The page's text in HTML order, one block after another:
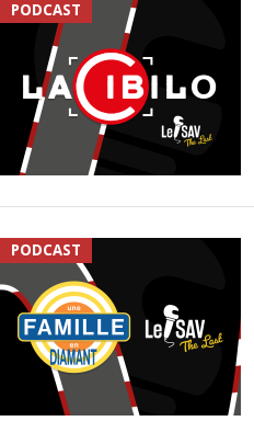
PODCAST
PODCAST